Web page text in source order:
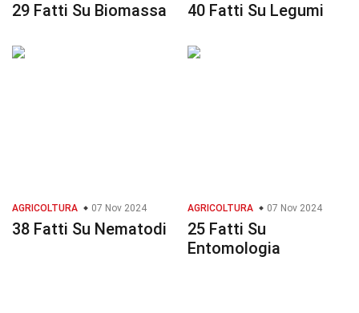
29 Fatti Su Biomassa 40 Fatti Su Legumi
AGRICOLTURA 07 Nov 2024
38 Fatti Su Nematodi
AGRICOLTURA 07 Nov 2024
25 Fatti Su
Entomologia